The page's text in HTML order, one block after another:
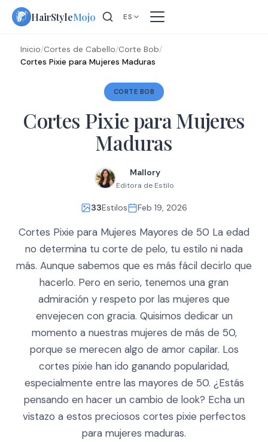
Skip
HairStyleMojo ES
Inicio/Cortes de Cabello/Corte Bob/
Cortes Pixie para Mujeres Maduras
CORTE BOB
Cortes Pixie para Mujeres
Maduras
Mallory
Editora de Estilo
33Estilos Feb 19, 2026
Cortes Pixie para Mujeres Mayores de 50 La edad
no determina tu corte de pelo, tu estilo ni nada
más. Aunque sabemos que es más fácil decirlo que
hacerlo. Pero en serio, tenemos una gran
admiración y respeto por las mujeres que
envejecen con gracia. Quisimos dedicar un
momento a nuestras mujeres de más de 50,
porque se merecen algo de amor capilar. Los
cortes pixie han ido ganando popularidad,
especialmente entre las mayores de 50. ¿Estás
pensando en hacer un cambio de look? Echa un
vistazo a estos preciosos cortes pixie perfectos
para mujeres maduras.